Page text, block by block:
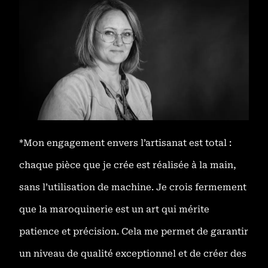
*Mon engagement envers l’artisanat est total :
chaque pièce que je crée est réalisée à la main,
sans l’utilisation de machine. Je crois fermement
que la maroquinerie est un art qui mérite
patience et précision. Cela me permet de garantir
un niveau de qualité exceptionnel et de créer des